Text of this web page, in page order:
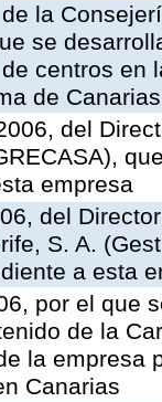
la
se
centros en
de Canarias
del
empresa
del
S. A.
a esta
por el que
de la
la empresa
Canarias